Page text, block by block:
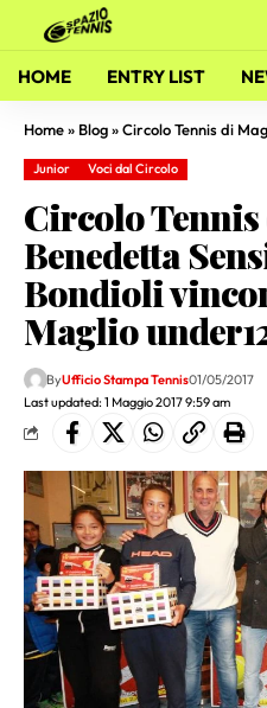
HOME ENTRY LIST
Home» Blog»Circolo Tennis di Maglie, Benedetta
Junior Voci dal Circolo
Circolo
Benedetta
Bondioli
Maglio
Last updated: 1 Maggio 2017 9:59 am
ByUfficio Stampa Tennis01/05/2017